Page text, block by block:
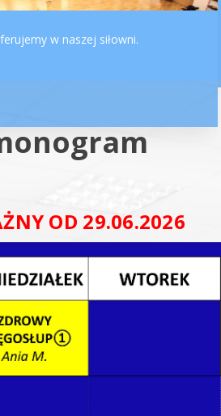
w naszej siłowni.
OD 29.06.2026